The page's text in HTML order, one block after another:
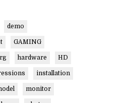
demo
GAMING
hardware HD
installation
monitor